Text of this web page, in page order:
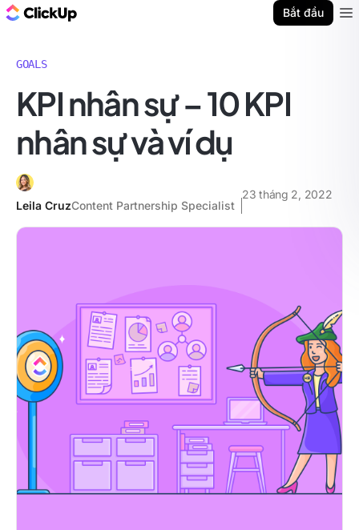
Bắt đầu
GOALS
KPI nhân sự – 10 KPI
nhân sự và ví dụ
Leila CruzContent Partnership Specialist
23 tháng 2, 2022